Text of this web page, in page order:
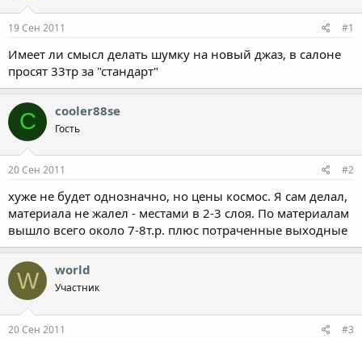
ы
19 Сен 2011 #1
Имеет ли смысл делать шумку на новый джаз, в салоне
просят 33тр за "стандарт"
C cooler88se
Гость
20 Сен 2011 #2
хуже не будет однозначно, но цены космос. Я сам делал,
материала не жалел - местами в 2-3 слоя. По материалам
вышло всего около 7-8т.р. плюс потраченные выходные
W world
Участник
20 Сен 2011 #3